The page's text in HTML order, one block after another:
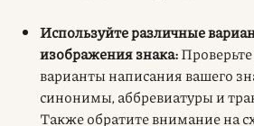
Используйте различные
изображения знака:
варианты написания вашего
синонимы, аббревиатуры и
Также обратите внимание на